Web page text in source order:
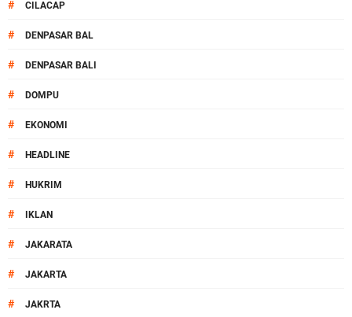
# CILACAP
# DENPASAR BAL
# DENPASAR BALI
# DOMPU
# EKONOMI
# HEADLINE
# HUKRIM
# IKLAN
# JAKARATA
# JAKARTA
# JAKRTA